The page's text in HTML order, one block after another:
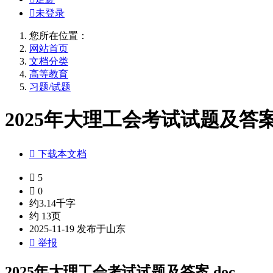
未登录
您所在位置：
网站首页
文档分类
高等教育
习题/试题
2025年大理工会考试试题及答
 下载本文档
 5
 0
约3.14千字
约 13页
2025-11-19 发布于山东
 举报